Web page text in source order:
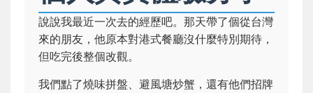
說說我最近一次去的經歷吧。那天帶了個從台灣
來的朋友，他原本對港式餐廳沒什麼特別期待，
但吃完後整個改觀。
我們點了燒味拼盤、避風塘炒蟹，還有他們招牌